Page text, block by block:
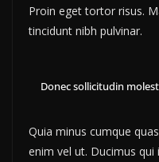
Proin eget tortor risus.
tincidunt nibh pulvinar.
Donec sollicitudin
Quia minus cumque
enim vel ut. Ducimus